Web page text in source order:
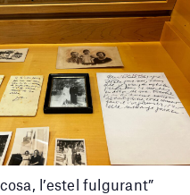
l’estel fulgurant”